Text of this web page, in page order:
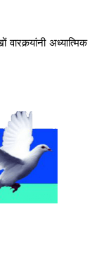
वारकर्‍यांनी अध्यात्मिक